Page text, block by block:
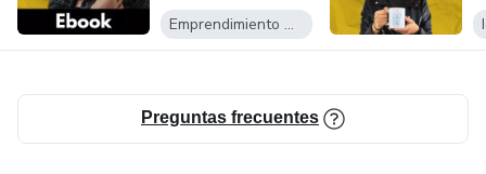
Emprendimiento Digital
Preguntas frecuentes